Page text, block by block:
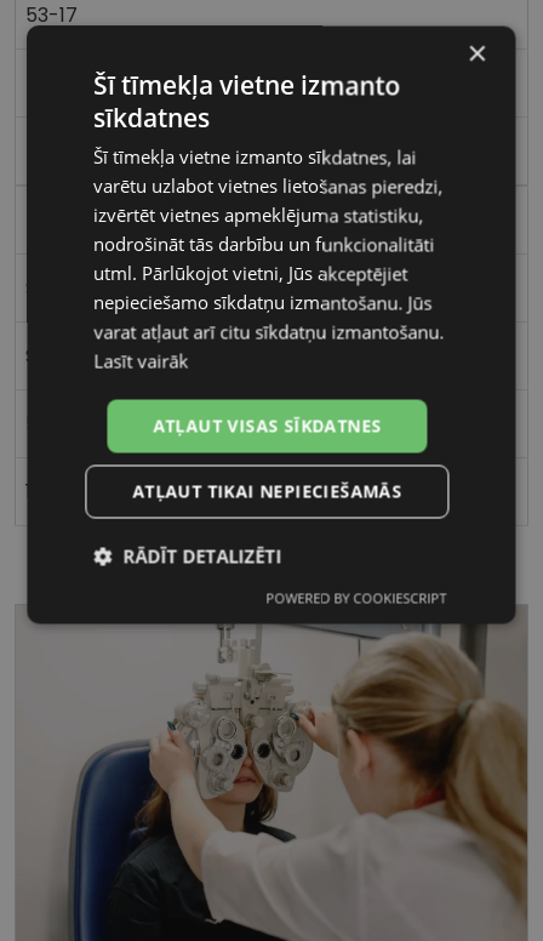
53-17
Stūrains
Sievietēm
17
×
Šī tīmekļa vietne izmanto
sīkdatnes
Šī tīmekļa vietne izmanto sīkdatnes, lai
varētu uzlabot vietnes lietošanas pieredzi,
izvērtēt vietnes apmeklējuma statistiku,
nodrošināt tās darbību un funkcionalitāti
utml. Pārlūkojot vietni, Jūs akceptējiet
nepieciešamo sīkdatņu izmantošanu. Jūs
varat atļaut arī citu sīkdatņu izmantošanu.
Lasīt vairāk
ATĻAUT VISAS SĪKDATNES
ATĻAUT TIKAI NEPIECIEŠAMĀS
RĀDĪT DETALIZĒTI
sīkdatnes
Statistikas
sīkdatnes
Mārketinga
sīkdatnes
Funkcionālās
sīkdatnes
Nepieciešamās sīkdatnes
POWERED BY COOKIESCRIPT